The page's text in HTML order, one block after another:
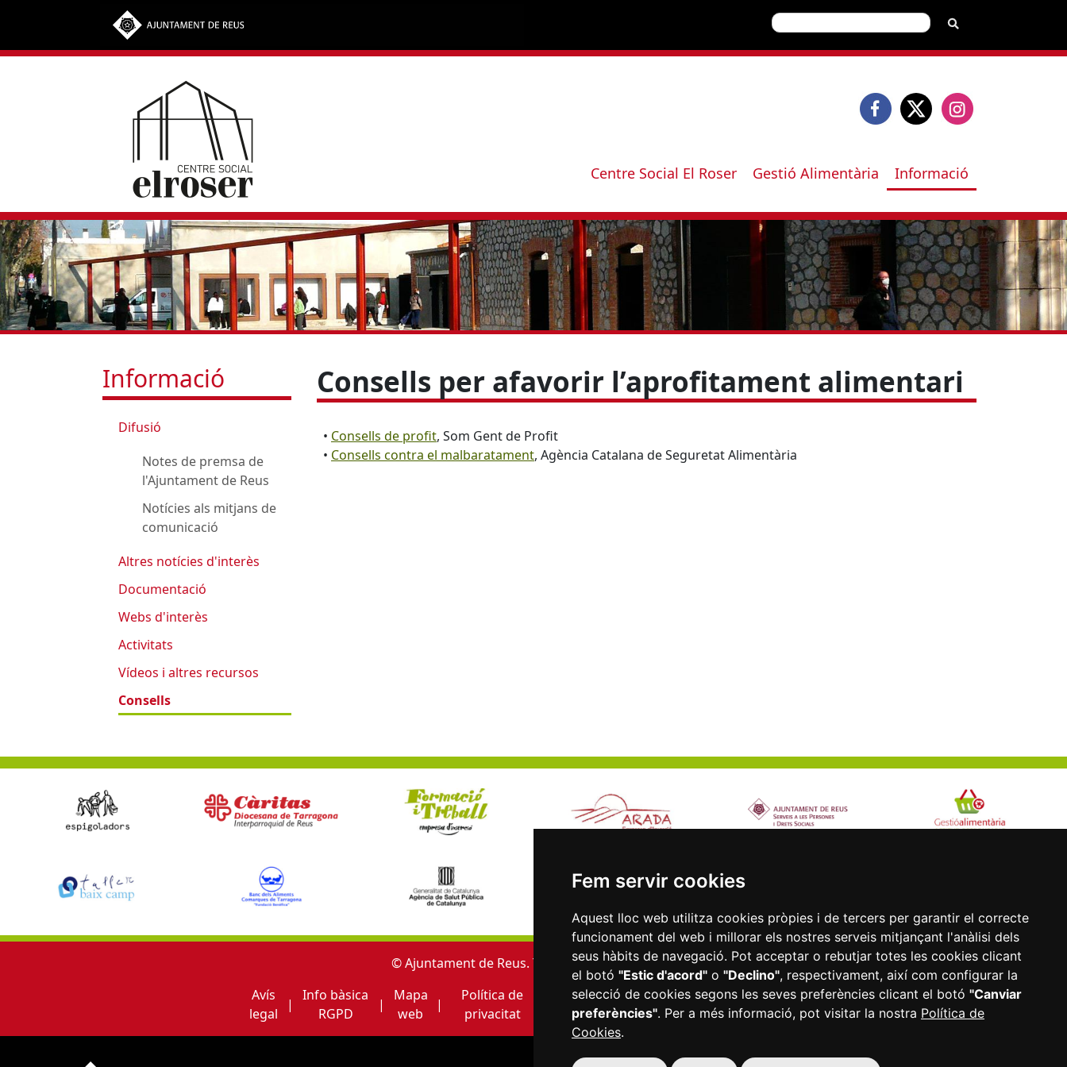
Fem servir cookies
Aquest lloc web utilitza cookies pròpies i de tercers per garantir el correcte
funcionament del web i millorar els nostres serveis mitjançant l'anàlisi dels
seus hàbits de navegació. Pot acceptar o rebutjar totes les cookies clicant
el botó "Estic d'acord" o "Declino", respectivament, així com configurar la
selecció de cookies segons les seves preferències clicant el botó "Canviar
preferències". Per a més informació, pot visitar la nostra Política de
Cookies.
Cerca
Centre Social El Roser Gestió Alimentària Informació
Informació
Difusió
Notes de premsa de
l'Ajuntament de Reus
Notícies als mitjans de
comunicació
Altres notícies d'interès
Documentació
Webs d'interès
Activitats
Vídeos i altres recursos
Consells
Consells per afavorir l’aprofitament alimentari
• Consells de profit, Som Gent de Profit
• Consells contra el malbaratament, Agència Catalana de Seguretat Alimentària
© Ajuntament de Reus. Tots els drets reservats.
Avís
legal
|
Info bàsica
RGPD
|
Mapa
web
|
Política de
privacitat
Política de
Cookies
|
Accessibilitat
|
Configurar
cookies